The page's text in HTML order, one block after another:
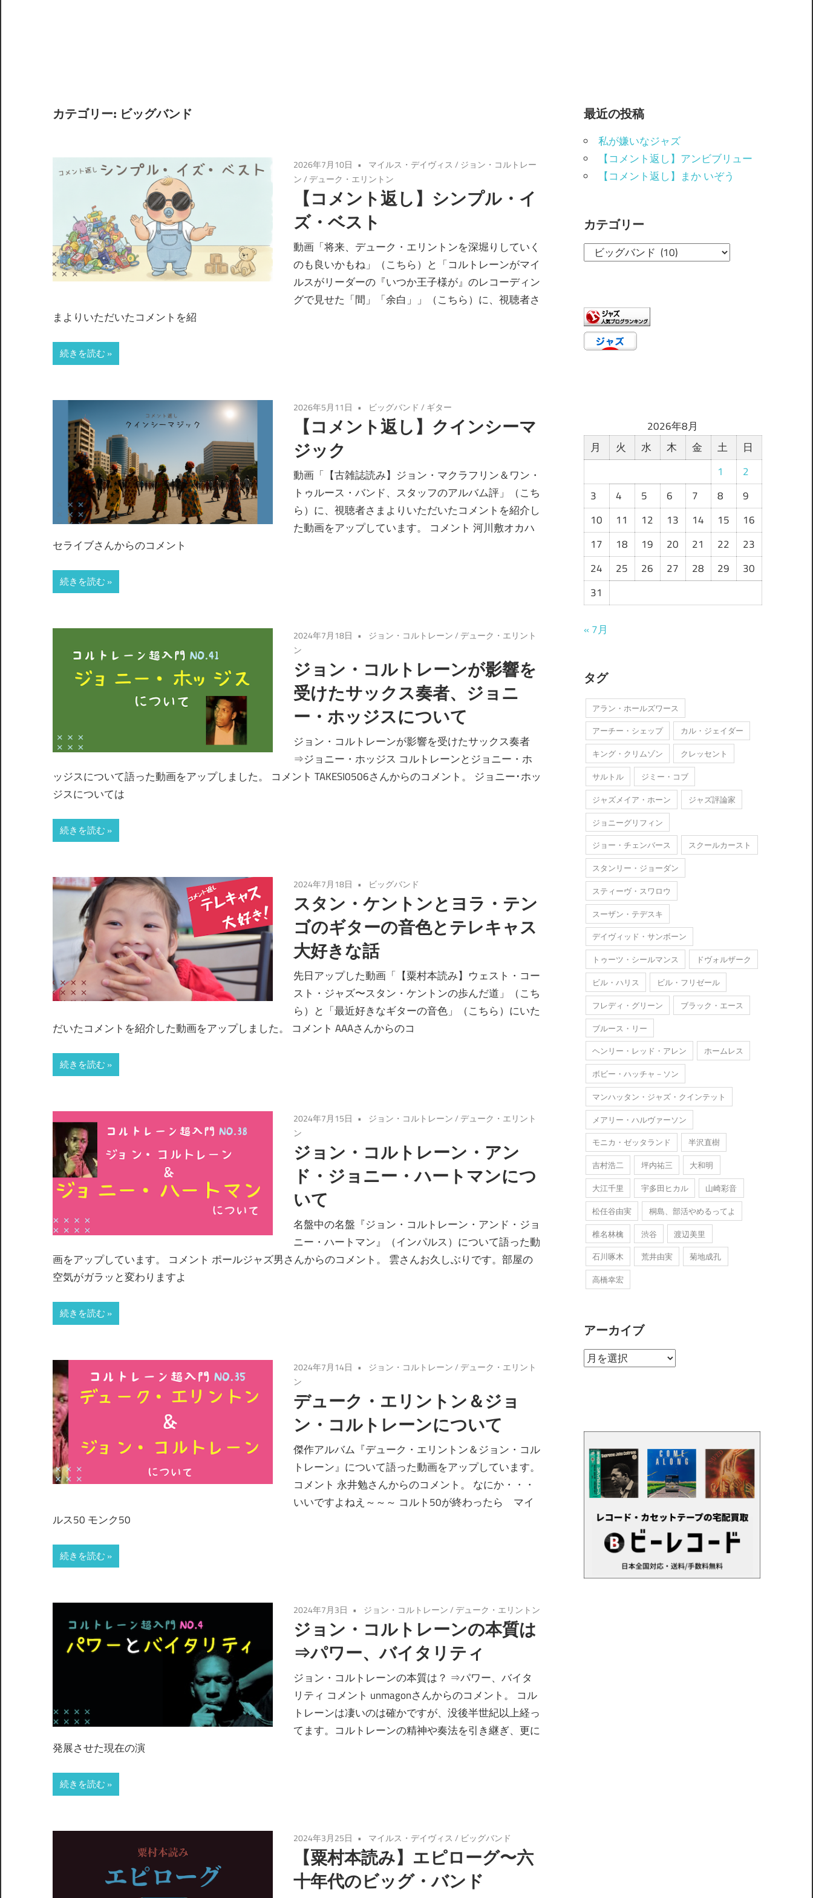
カテゴリー: ビッグバンド
2026年7月10日 マイルス・デイヴィス / ジョン・コルトレー
ン/ デューク・エリントン
【コメント返し】シンプル・イ
ズ・ベスト
動画「将来、デューク・エリントンを深堀りしていく
のも良いかもね」（こちら）と「コルトレーンがマイ
ルスがリーダーの『いつか王子様が』のレコーディン
グで見せた「間」「余白」」（こちら）に、視聴者さ
まよりいただいたコメントを紹
続きを読む
2026年5月11日 ビッグバンド / ギター
【コメント返し】クインシーマ
ジック
動画「【古雑誌読み】ジョン・マクラフリン＆ワン・
トゥルース・バンド、スタッフのアルバム評」（こち
ら）に、視聴者さまよりいただいたコメントを紹介し
た動画をアップしています。 コメント 河川敷オカハ
セライブさんからのコメント
続きを読む
2024年7月18日 ジョン・コルトレーン/ デューク・エリント
ン
ジョン・コルトレーンが影響を
受けたサックス奏者、ジョニ
ー・ホッジスについて
ジョン・コルトレーンが影響を受けたサックス奏者
⇒ジョニー・ホッジス コルトレーンとジョニー・ホ
ッジスについて語った動画をアップしました。 コメント TAKESI0506さんからのコメント。 ジョニー･ホッ
ジスについては
続きを読む
2024年7月18日 ビッグバンド
スタン・ケントンとヨラ・テン
ゴのギターの音色とテレキャス
大好きな話
先日アップした動画「【粟村本読み】ウェスト・コー
スト・ジャズ〜スタン・ケントンの歩んだ道」（こち
ら）と「最近好きなギターの音色」（こちら）にいた
だいたコメントを紹介した動画をアップしました。 コメント AAAさんからのコ
続きを読む
2024年7月15日 ジョン・コルトレーン/ デューク・エリント
ン
ジョン・コルトレーン・アン
ド・ジョニー・ハートマンにつ
いて
名盤中の名盤『ジョン・コルトレーン・アンド・ジョ
ニー・ハートマン』（インパルス）について語った動
画をアップしています。 コメント ポールジャズ男さんからのコメント。 雲さんお久しぶりです。部屋の
空気がガラッと変わりますよ
続きを読む
2024年7月14日 ジョン・コルトレーン/ デューク・エリント
ン
デューク・エリントン＆ジョ
ン・コルトレーンについて
傑作アルバム『デューク・エリントン＆ジョン・コル
トレーン』について語った動画をアップしています。
コメント 永井勉さんからのコメント。 なにか・・・
いいですよねえ～～～ コルト50が終わったら マイ
ルス50 モンク50
続きを読む
2024年7月3日 ジョン・コルトレーン/ デューク・エリントン
ジョン・コルトレーンの本質は
⇒パワー、バイタリティ
ジョン・コルトレーンの本質は？ ⇒パワー、バイタ
リティ コメント unmagonさんからのコメント。 コル
トレーンは凄いのは確かですが、没後半世紀以上経っ
てます。コルトレーンの精神や奏法を引き継ぎ、更に
発展させた現在の演
続きを読む
2024年3月25日 マイルス・デイヴィス / ビッグバンド
【粟村本読み】エピローグ〜六
十年代のビッグ・バンド
最近の投稿
私が嫌いなジャズ
【コメント返し】アンビブリュー
【コメント返し】まか いぞう
カテゴリー
リ
ー
2026年8月
月
火 水 木 金 土
日
1
2
3
4 5 6 7 8
9
10
11 12 13 14 15
16
17
18 19 20 21 22
23
24
25 26 27 28 29
30
31
« 7月
タグ
アラン・ホールズワース
アーチー・シェップ
カル・ジェイダー
キング・クリムゾン
クレッセント
サルトル
ジミー・コブ
ジャズメイア・ホーン
ジャズ評論家
ジョニーグリフィン
ジョー・チェンバース
スクールカースト
スタンリー・ジョーダン
スティーヴ・スワロウ
スーザン・テデスキ
デイヴィッド・サンボーン
トゥーツ・シールマンス
ドヴォルザーク
ビル・ハリス
ビル・フリゼール
フレディ・グリーン
ブラック・エース
ブルース・リー
ヘンリー・レッド・アレン
ホームレス
ボビー・ハッチャ－ソン
マンハッタン・ジャズ・クインテット
メアリー・ハルヴァーソン
モニカ・ゼッタランド
半沢直樹
吉村浩二
坪内祐三
大和明
大江千里
宇多田ヒカル
山崎彩音
松任谷由実
桐島、部活やめるってよ
椎名林檎
渋谷
渡辺美里
石川啄木
荒井由実
菊地成孔
高橋幸宏
アーカイブ
ア